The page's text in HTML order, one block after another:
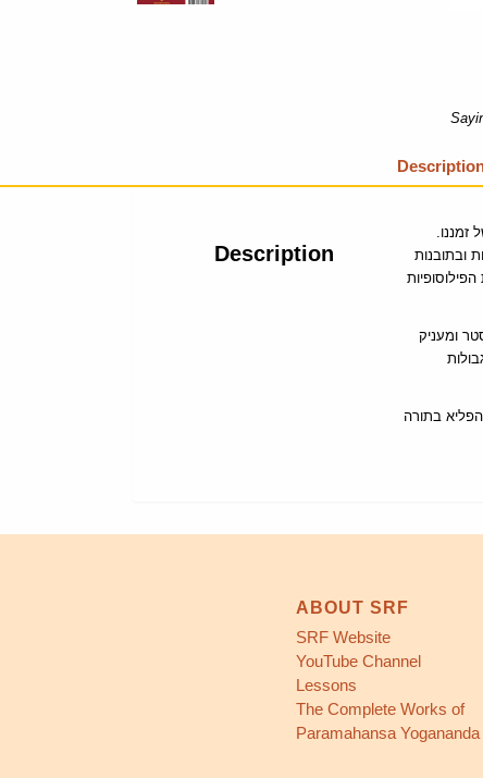
Description
ובתובנות
ומעניק
בתורה
ABOUT SRF
SRF Website
YouTube Channel
Lessons
The Complete Works of
Paramahansa Yogananda